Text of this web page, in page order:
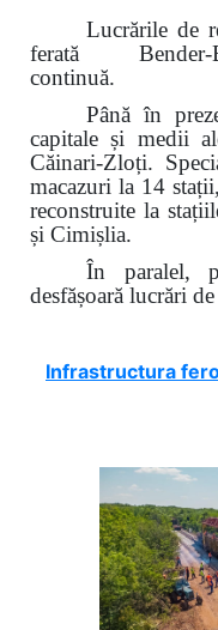
Lucrările de
ferată Bender-
continuă.
Până în
capitale și medii
Căinari-Zloți.
macazuri la 14
reconstruite la
și Cimișlia.
În paralel,
desfășoară lucrări
Infrastructura